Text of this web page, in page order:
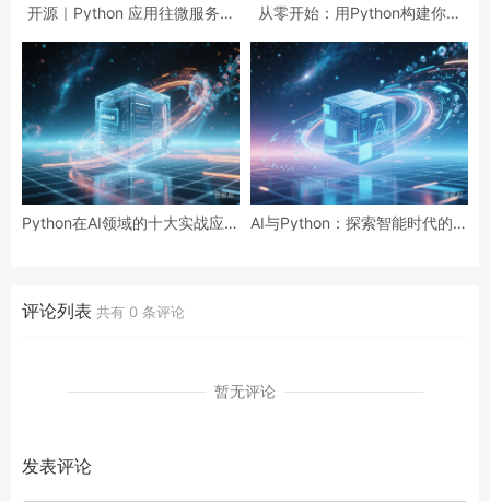
开源｜Python 应用往微服务迈
从零开始：用Python构建你的
Python在AI领域的十大实战应用
AI与Python：探索智能时代的编
评论列表 共有 0 条评论
暂无评论
发表评论